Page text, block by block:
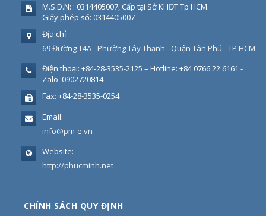
M.S.D.N: : 0314405007, Cấp tại Sở KHĐT Tp HCM.
Giấy phép số: 0314405007
Địa chỉ:
69 Đường T4A - Phường Tây Thạnh - Quận Tân Phú - TP HCM
Điện thoại: +84-28-3535-2125 – Hotline: +84 0766 22 6161 -
Zalo :0902720814
Fax: +84-28-3535-0254
Email:
info@pm-e.vn
Website:
http://phucminh.net
CHÍNH SÁCH QUY ĐỊNH